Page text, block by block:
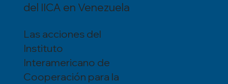
del IICA en Venezuela
Las acciones del
Instituto
Interamericano de
Cooperación para la